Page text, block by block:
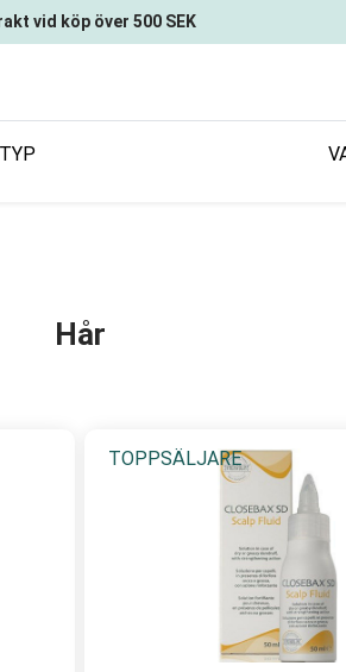
vid köp över 500 SEK
Hår
TOPPSÄLJARE